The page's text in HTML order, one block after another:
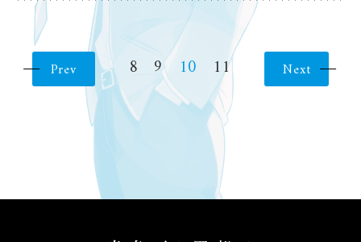
Prev 8 9 10 11 Next